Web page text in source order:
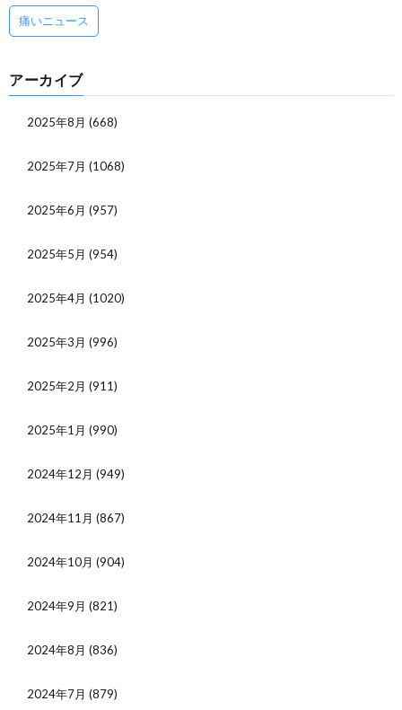
痛いニュース
アーカイブ
2025年8月 (668)
2025年7月 (1068)
2025年6月 (957)
2025年5月 (954)
2025年4月 (1020)
2025年3月 (996)
2025年2月 (911)
2025年1月 (990)
2024年12月 (949)
2024年11月 (867)
2024年10月 (904)
2024年9月 (821)
2024年8月 (836)
2024年7月 (879)